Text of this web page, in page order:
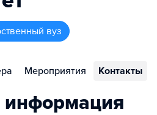
вуз
Мероприятия Контакты
информация